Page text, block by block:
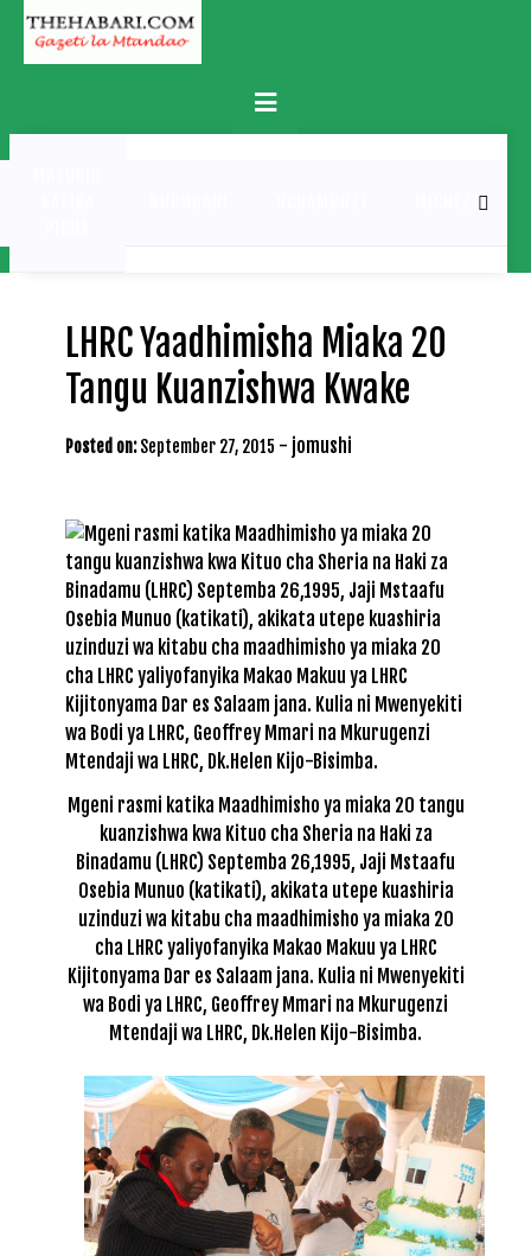
Skip
content
Primary
Menu
MICHEZO
LHRC Yaadhimisha Miaka 20
Tangu Kuanzishwa Kwake
Posted on: September 27, 2015 - jomushi
Mgeni rasmi katika Maadhimisho ya miaka 20 tangu
kuanzishwa kwa Kituo cha Sheria na Haki za
Binadamu (LHRC) Septemba 26,1995, Jaji Mstaafu
Osebia Munuo (katikati), akikata utepe kuashiria
uzinduzi wa kitabu cha maadhimisho ya miaka 20
cha LHRC yaliyofanyika Makao Makuu ya LHRC
Kijitonyama Dar es Salaam jana. Kulia ni Mwenyekiti
wa Bodi ya LHRC, Geoffrey Mmari na Mkurugenzi
Mtendaji wa LHRC, Dk.Helen Kijo-Bisimba.